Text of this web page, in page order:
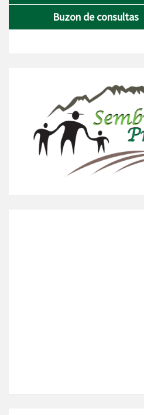
Buzon de consultas